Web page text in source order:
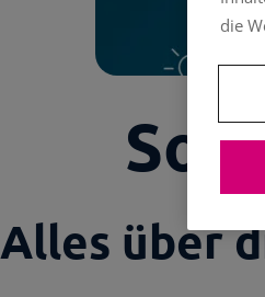
So
Alles über
die